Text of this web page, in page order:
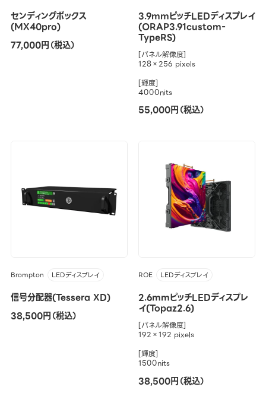
センディングボックス
(MX40pro)
77,000円（税込）
3.9mmピッチLEDディスプレイ
(ORAP3.91custom-
TypeRS)
[パネル解像度]
128×256 pixels
[輝度]
4000nits
55,000円（税込）
Brompton LEDディスプレイ
信号分配器(Tessera XD)
38,500円（税込）
ROE LEDディスプレイ
2.6mmピッチLEDディスプレ
イ(Topaz2.6)
[パネル解像度]
192×192 pixels
[輝度]
1500nits
38,500円（税込）